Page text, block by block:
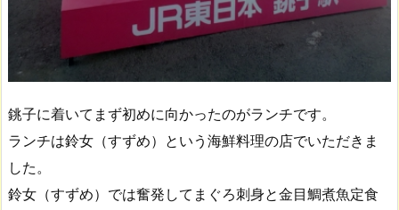
銚子に着いてまず初めに向かったのがランチです。
ランチは鈴女（すずめ）という海鮮料理の店でいただきま
した。
鈴女（すずめ）では奮発してまぐろ刺身と金目鯛煮魚定食